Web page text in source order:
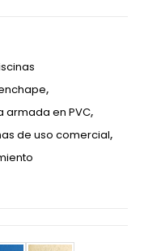
,
armada en PVC,
de uso comercial,